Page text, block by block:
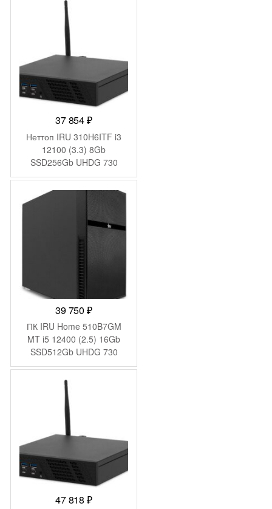
37 854₽
Неттоп IRU 310H6ITF i3
12100 (3.3) 8Gb
SSD256Gb UHDG 730
Windows 11 Pro GbitEth
WiFi BT 90W черный
(2031363)
39 750₽
ПК IRU Home 510B7GM
MT i5 12400 (2.5) 16Gb
SSD512Gb UHDG 730
FreeDOS GbitEth 650W
черный (2032497)
47 818₽